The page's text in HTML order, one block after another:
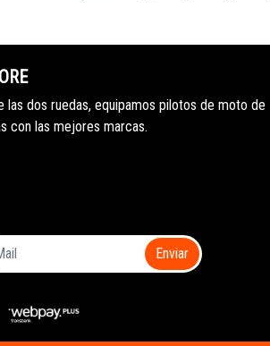
las dos ruedas, equipamos pilotos de moto de
con las mejores marcas.
Enviar